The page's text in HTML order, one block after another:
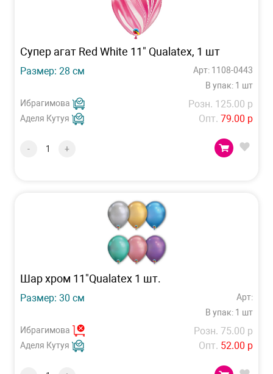
Супер агат Red White 11" Qualatex, 1 шт
Размер: 28 см
Арт: 1108-0443
В упак: 1 шт
Ибрагимова
Аделя Кутуя
Розн. 125.00 р
Опт. 79.00 р
- +
Шар хром 11"Qualatex 1 шт.
Размер: 30 см
Арт:
В упак: 1 шт
Ибрагимова
Аделя Кутуя
Розн. 75.00 р
Опт. 52.00 р